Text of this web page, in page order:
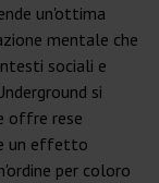
un'ottima
mentale che
sociali e
si
offre rese
un effetto
per coloro